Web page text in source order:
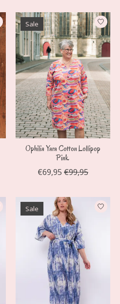
Sale
Ophilia Yara Cotton Lollipop
Pink
€69,95 €99,95
Sale